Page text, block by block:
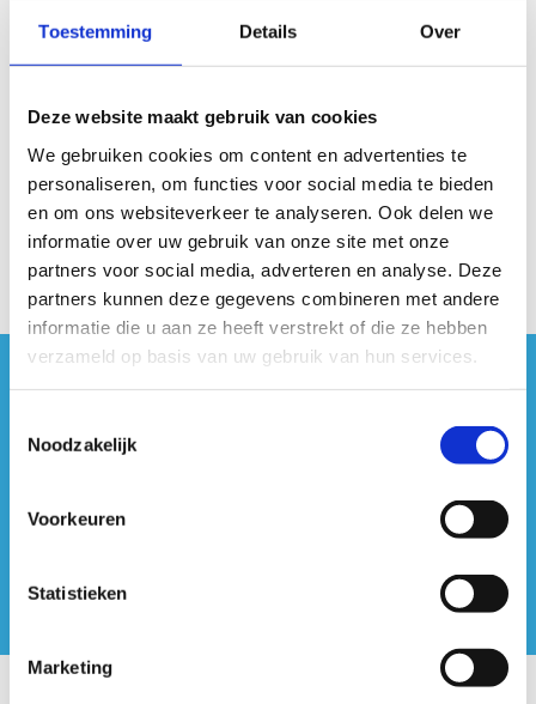
Toestemming Details Over
Deze website maakt gebruik van cookies
We gebruiken cookies om content en advertenties te
personaliseren, om functies voor social media te bieden
en om ons websiteverkeer te analyseren. Ook delen we
informatie over uw gebruik van onze site met onze
partners voor social media, adverteren en analyse. Deze
partners kunnen deze gegevens combineren met andere
informatie die u aan ze heeft verstrekt of die ze hebben
verzameld op basis van uw gebruik van hun services.
Noodzakelijk
Voorkeuren
Statistieken
Marketing
Kom genieten op ons strand
Zin in een zomers dagje op het strand? Dan ben je
bij ons aan het juiste adres! Op woensdag 30 april
opent onze strandzone opnieuw de deuren.
#sportersbelevenmeer